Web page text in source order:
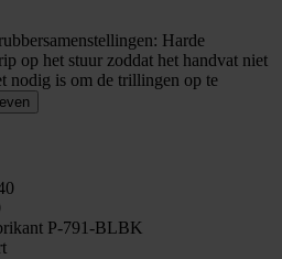
Harde
op het stuur zoddat het handvat niet
nodig is om de trillingen op te
P-791-BLBK